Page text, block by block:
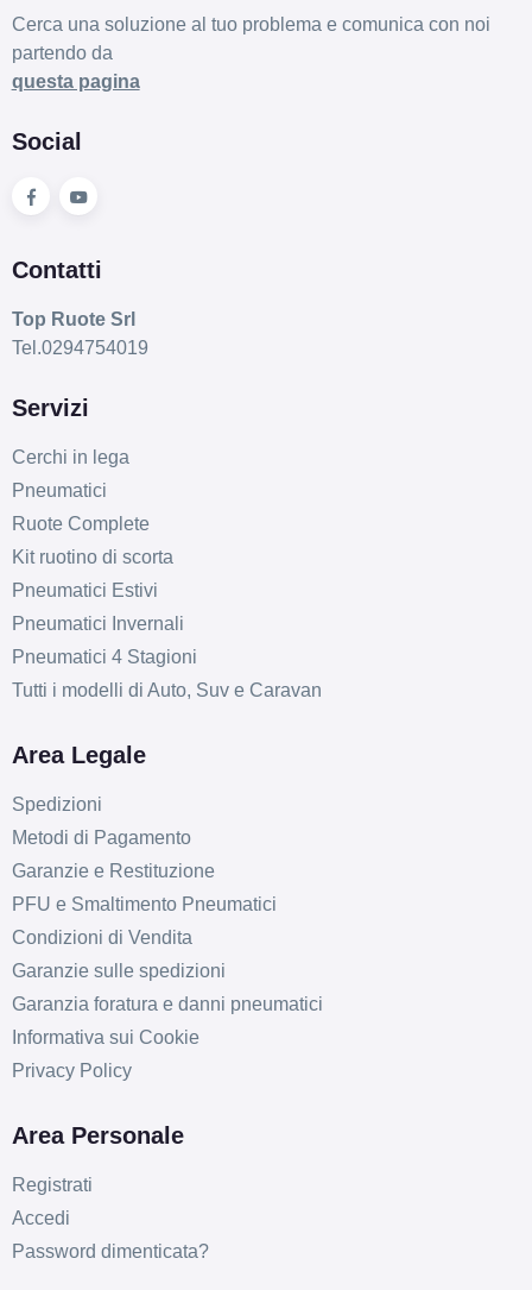
D
Cerca una soluzione al tuo problema e comunica con noi
partendo da
questa pagina
Social
Contatti
Top Ruote Srl
Tel.0294754019
Servizi
Cerchi in lega
Pneumatici
Ruote Complete
Kit ruotino di scorta
Pneumatici Estivi
Pneumatici Invernali
Pneumatici 4 Stagioni
Tutti i modelli di Auto, Suv e Caravan
Area Legale
Spedizioni
Metodi di Pagamento
Garanzie e Restituzione
PFU e Smaltimento Pneumatici
Condizioni di Vendita
Garanzie sulle spedizioni
Garanzia foratura e danni pneumatici
Informativa sui Cookie
Privacy Policy
Area Personale
Registrati
Accedi
Password dimenticata?